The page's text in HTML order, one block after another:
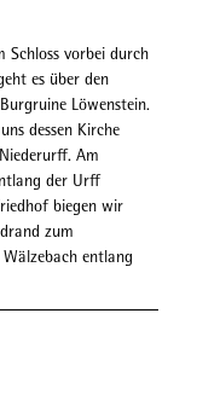
Schloss vorbei durch
es über den
Löwenstein.
dessen Kirche
Am
der Urff
biegen wir
zum
entlang